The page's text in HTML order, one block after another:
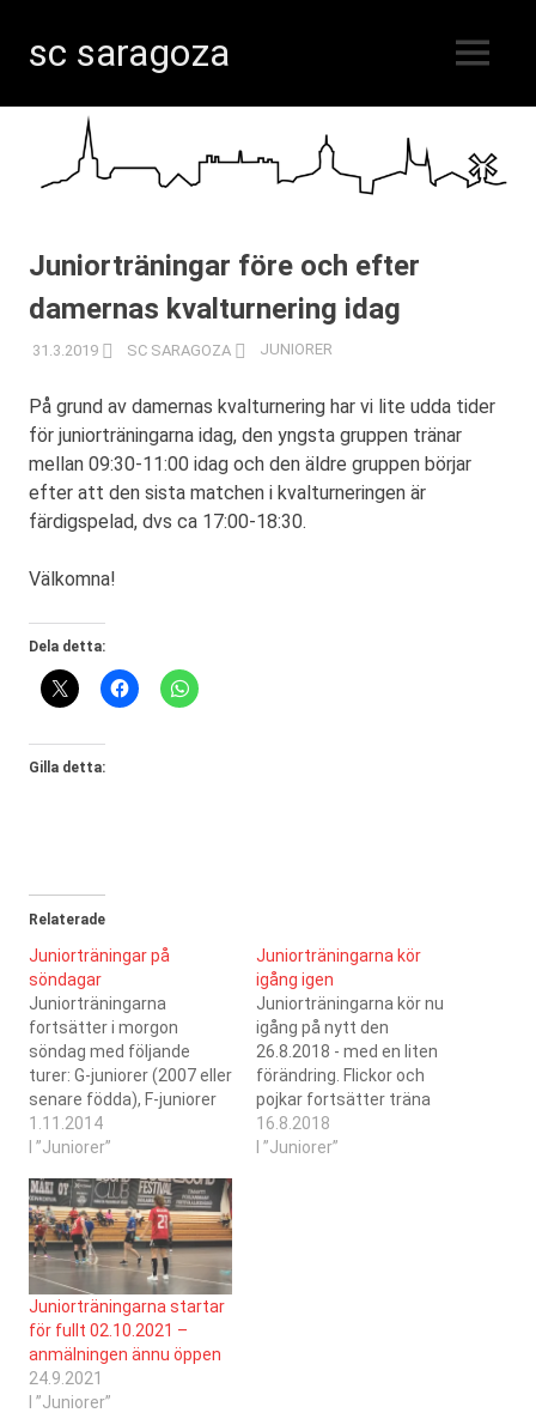
sc saragoza
Kristinestad
1996
MENY
Juniorträningar före och efter
damernas kvalturnering idag
31.3.2019 SC SARAGOZA JUNIORER
På grund av damernas kvalturnering har vi lite udda tider
för juniorträningarna idag, den yngsta gruppen tränar
mellan 09:30-11:00 idag och den äldre gruppen börjar
efter att den sista matchen i kvalturneringen är
färdigspelad, dvs ca 17:00-18:30.
Välkomna!
Dela detta:
Gilla detta:
Relaterade
Juniorträningar på
söndagar
Juniorträningarna
fortsätter i morgon
söndag med följande
turer: G-juniorer (2007 eller
senare födda), F-juniorer
(2005-2006 födda) och E-
juniorer (2003-2004
13:00. D-juniorer (2001-
2002 födda) och C-juniorer
(1999-2000 födda)
klockan 13:00-14:00. B-
juniorerna tränar
ensamma klockan 14:00-
15:00 eftersom damerna
har matcher idag. Alla
med! Nya är alltid
välkomna!
1.11.2014
I ”Juniorer”
Juniorträningarna kör
igång igen
Juniorträningarna kör nu
igång på nytt den
26.8.2018 - med en liten
förändring. Flickor och
pojkar fortsätter träna
tillsammans, men nu bara
i två olika grupper, en
16.8.2018
I ”Juniorer”
Juniorträningarna startar
för fullt 02.10.2021 –
anmälningen ännu öppen
24.9.2021
I ”Juniorer”